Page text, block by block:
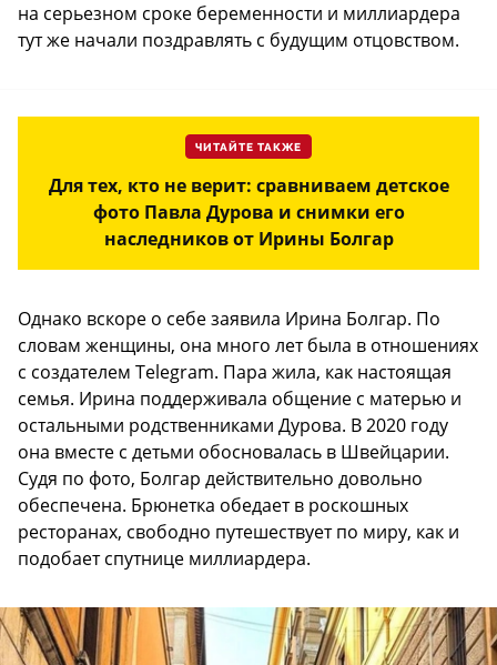
на серьезном сроке беременности и миллиардера
тут же начали поздравлять с будущим отцовством.
ЧИТАЙТЕ ТАКЖЕ
Для тех, кто не верит: сравниваем детское
фото Павла Дурова и снимки его
наследников от Ирины Болгар
Однако вскоре о себе заявила Ирина Болгар. По
словам женщины, она много лет была в отношениях
с создателем Telegram. Пара жила, как настоящая
семья. Ирина поддерживала общение с матерью и
остальными родственниками Дурова. В 2020 году
она вместе с детьми обосновалась в Швейцарии.
Судя по фото, Болгар действительно довольно
обеспечена. Брюнетка обедает в роскошных
ресторанах, свободно путешествует по миру, как и
подобает спутнице миллиардера.